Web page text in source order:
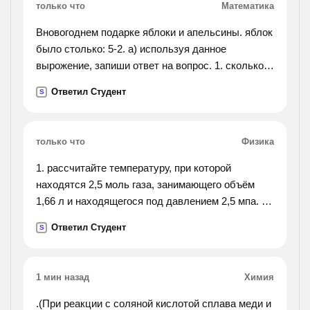
только что Математика
Вновогоднем подарке яблоки и апельсины. яблок
было столько: 5-2. а) используя данное
вырожение, запиши ответ на вопрос. 1. сколько
3. сколько яблок в подарке?
S Ответил Студент
только что Физика
1. рассчитайте температуру, при которой
находятся 2,5 моль газа, занимающего объём
1,66 л и находящегося под давлением 2,5 мпа. 2.
сантиметре его содержится 10в 6 степени
квадратичная скорость молекул кислорода при
температуре 20 градусов с? 4. газ в сосуде
S Ответил Студент
1 мин назад Химия
.(При реакции с соляной кислотой сплава меди и